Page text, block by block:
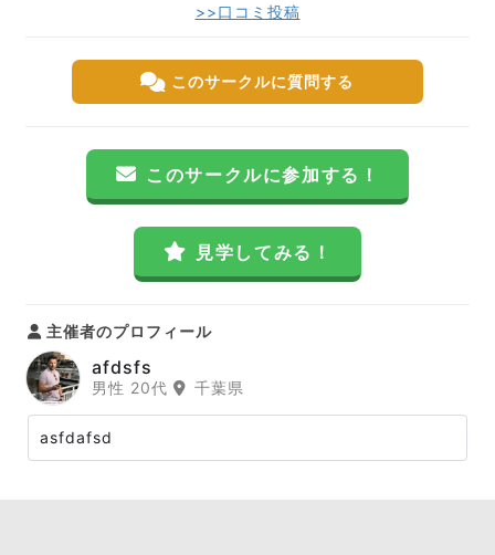
>>口コミ投稿
このサークルに質問する
このサークルに参加する！
見学してみる！
主催者のプロフィール
afdsfs
男性 20代 千葉県
asfdafsd